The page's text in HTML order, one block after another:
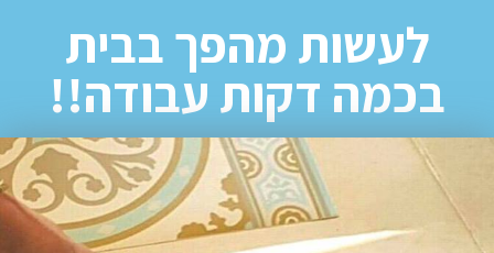
לעשות מהפך בבית
בכמה דקות עבודה!!